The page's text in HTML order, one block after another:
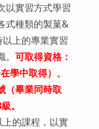
以實習方式學習
式種類的製菓&
上的專業實習
可取得資格：
學中取得）、
（畢業同時取
級。
的課程，以實